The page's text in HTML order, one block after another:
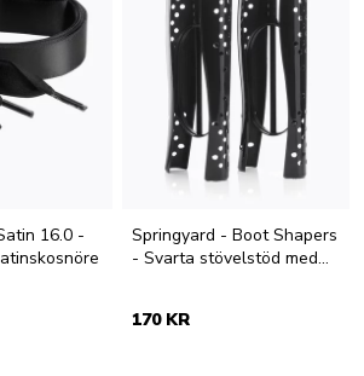
16.0 -
Springyard - Boot Shapers
- Svarta stövelstöd med
170 KR